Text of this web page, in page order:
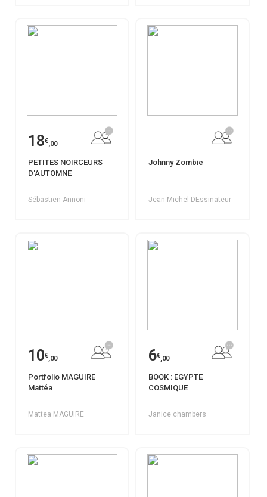
18€,00
PETITES NOIRCEURS
D'AUTOMNE
Sébastien Annoni
Johnny Zombie
Jean Michel DEssinateur
10€,00
Portfolio MAGUIRE
Mattéa
Mattea MAGUIRE
6€,00
BOOK : EGYPTE
COSMIQUE
Janice chambers